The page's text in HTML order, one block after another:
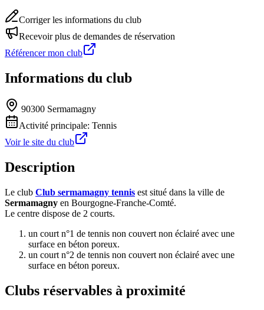
Corriger les informations du club
Recevoir plus de demandes de réservation
Référencer mon club
Informations du club
90300 Sermamagny
Activité principale: Tennis
Voir le site du club
Description
Le club Club sermamagny tennis est situé dans la ville de
Sermamagny en Bourgogne-Franche-Comté.
Le centre dispose de 2 courts.
un court n°1 de tennis non couvert non éclairé avec une
surface en béton poreux.
un court n°2 de tennis non couvert non éclairé avec une
surface en béton poreux.
Clubs réservables à proximité